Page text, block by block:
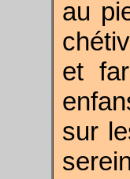
au
et
sur